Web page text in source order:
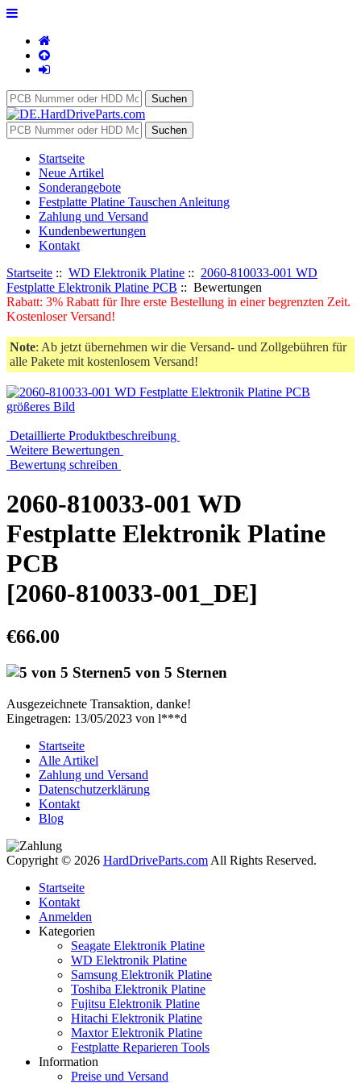
Startseite
Neue Artikel
Sonderangebote
Festplatte Platine Tauschen Anleitung
Zahlung und Versand
Kundenbewertungen
Kontakt
Startseite :: WD Elektronik Platine :: 2060-810033-001 WD
Festplatte Elektronik Platine PCB :: Bewertungen
Rabatt: 3% Rabatt für Ihre erste Bestellung in einer begrenzten Zeit.
Kostenloser Versand!
Note: Ab jetzt übernehmen wir die Versand- und Zollgebühren für
alle Pakete mit kostenlosem Versand!
größeres Bild
Detaillierte Produktbeschreibung
Weitere Bewertungen
Bewertung schreiben
2060-810033-001 WD
Festplatte Elektronik Platine
PCB
[2060-810033-001_DE]
€66.00
5 von 5 Sternen
Ausgezeichnete Transaktion, danke!
Eingetragen: 13/05/2023 von l***d
Startseite
Alle Artikel
Zahlung und Versand
Datenschutzerklärung
Kontakt
Blog
Copyright © 2026 HardDriveParts.com All Rights Reserved.
Startseite
Kontakt
Anmelden
Kategorien
Seagate Elektronik Platine
WD Elektronik Platine
Samsung Elektronik Platine
Toshiba Elektronik Platine
Fujitsu Elektronik Platine
Hitachi Elektronik Platine
Maxtor Elektronik Platine
Festplatte Reparieren Tools
Information
Preise und Versand